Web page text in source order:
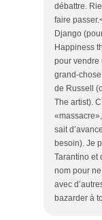
débattre.
faire
Django
Happiness
pour vendre
grand-
de Russell
The artist).
sait
besoin). Je
Tarantino et
nom pour
avec
bazarder à